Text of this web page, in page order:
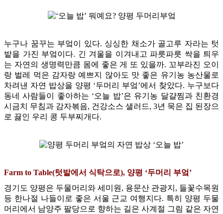
누구나 꿈꾸는 부엌이 있다. 싱싱한 채소가 골고루 자라는 텃
밭을 가진 부엌이다. 긴 겨울을 이겨내고 파릇파릇 싹을 틔우
는 자연의 생명력만큼 몸에 좋은 게 또 있을까. 꼬부라진 오이
랑 벌레 먹은 감자랑 예쁘지 않아도 맛 좋은 유기농 농산물로
차려낸 자연 밥상을 양평 ‘두머리 부엌’에서 찾았다. 누구보다
동네 사람들이 좋아하는 ‘오늘 밥’은 유기농 달걀찜과 친환경
시금치 무침과 감자볶음, 건강소스 샐러드, 3년 묵은 집 된장으
로 끓인 우리 콩 두부찌개다.
Farm to Table(텃밭에서 식탁으로), 양평 ‘두머리 부엌’
경기도 양평은 두물머리와 세미원, 용문산 관광지, 들꽃수목원
등 한나절 나들이로 좋은 서울 근교 여행지다. 특히 양평 두물
머리에서 남양주 팔당으로 향하는 길은 사계절 그림 같은 자연